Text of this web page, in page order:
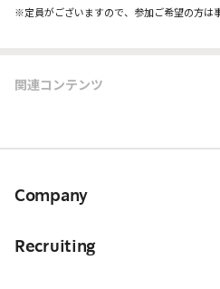
※定員がございますので、参加ご希望の方は
関連コンテンツ
Company
Recruiting